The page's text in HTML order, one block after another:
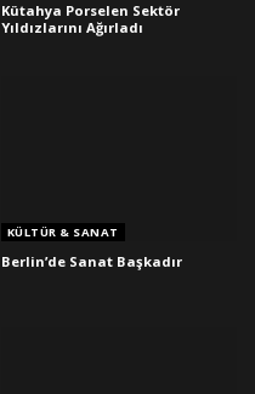
Kütahya Porselen Sektör
Yıldızlarını Ağırladı
KÜLTÜR & SANAT
Berlin’de Sanat Başkadır